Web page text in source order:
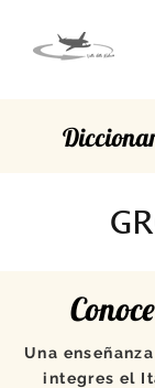
Una
integres el